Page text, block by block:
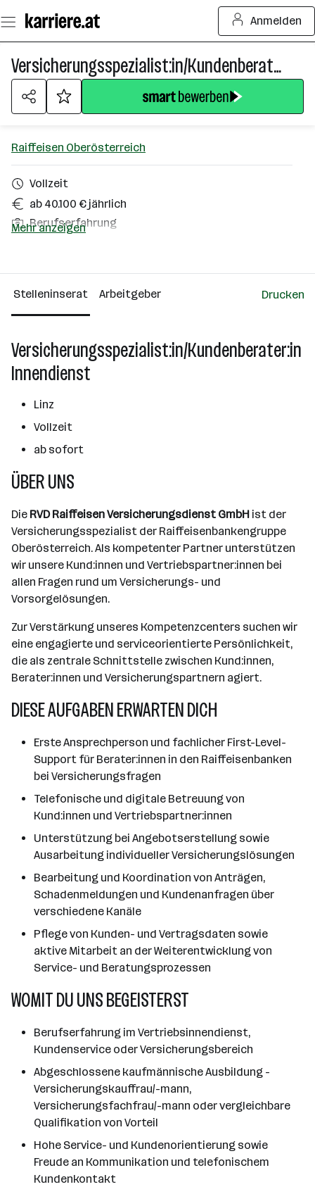
Seiteninhalt
springen
Anmelden
Versicherungsspezialist:in/Kundenberater:in Innendienst
Raiffeisen Oberösterreich
Vollzeit
ab 40.100 € jährlich
Berufserfahrung
Linz
Mehr anzeigen
Stelleninserat Arbeitgeber Drucken
Versicherungsspezialist:in/Kundenberater:in
Innendienst
Linz
Vollzeit
ab sofort
ÜBER UNS
Die RVD Raiffeisen Versicherungsdienst GmbH ist der
Versicherungsspezialist der Raiffeisenbankengruppe
Oberösterreich. Als kompetenter Partner unterstützen
wir unsere Kund:innen und Vertriebspartner:innen bei
allen Fragen rund um Versicherungs- und
Vorsorgelösungen.
Zur Verstärkung unseres Kompetenzcenters suchen wir
eine engagierte und serviceorientierte Persönlichkeit,
die als zentrale Schnittstelle zwischen Kund:innen,
Berater:innen und Versicherungspartnern agiert.
DIESE AUFGABEN ERWARTEN DICH
Erste Ansprechperson und fachlicher First-Level-
Support für Berater:innen in den Raiffeisenbanken
bei Versicherungsfragen
Telefonische und digitale Betreuung von
Kund:innen und Vertriebspartner:innen
Unterstützung bei Angebotserstellung sowie
Ausarbeitung individueller Versicherungslösungen
Bearbeitung und Koordination von Anträgen,
Schadenmeldungen und Kundenanfragen über
verschiedene Kanäle
Pflege von Kunden- und Vertragsdaten sowie
aktive Mitarbeit an der Weiterentwicklung von
Service- und Beratungsprozessen
WOMIT DU UNS BEGEISTERST
Berufserfahrung im Vertriebsinnendienst,
Kundenservice oder Versicherungsbereich
Abgeschlossene kaufmännische Ausbildung -
Versicherungskauffrau/-mann,
Versicherungsfachfrau/-mann oder vergleichbare
Qualifikation von Vorteil
Hohe Service- und Kundenorientierung sowie
Freude an Kommunikation und telefonischem
Kundenkontakt